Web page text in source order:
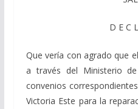
D E C
Que vería con agrado que
a través del Ministerio
convenios
Victoria Este para la